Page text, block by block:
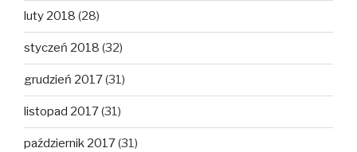
luty 2018 (28)
styczeń 2018 (32)
grudzień 2017(31)
listopad 2017(31)
październik 2017(31)